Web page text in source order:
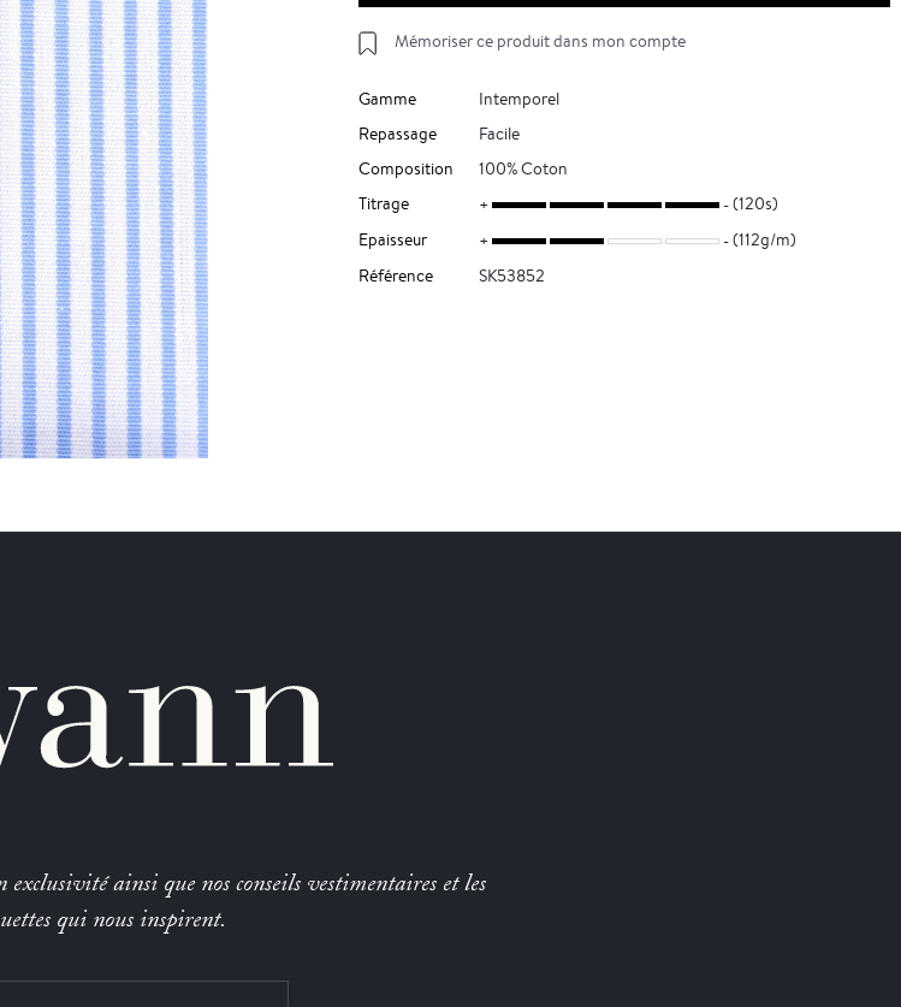
Mémoriser ce produit dans mon compte
Gamme
Intemporel
Repassage
Facile
Composition
100% Coton
Titrage
(120s)
Epaisseur
(112g/m)
Référence
SK53852
exclusivité ainsi que nos conseils vestimentaires et les
qui nous inspirent.